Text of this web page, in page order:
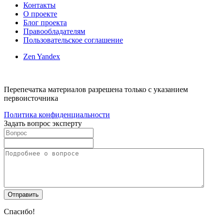
Контакты
О проекте
Блог проекта
Правообладателям
Пользовательское соглашение
Zen Yandex
Перепечатка материалов разрешена только с указанием
первоисточника
Политика конфиденциальности
Задать вопрос эксперту
Спасибо!